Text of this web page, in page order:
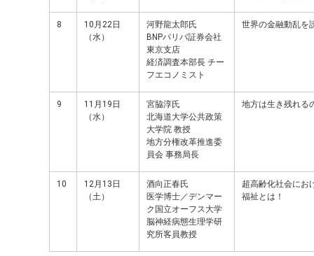
8
10月22日
（水）
河野龍太郎氏
BNPパリバ証券会社
東京支店
経済調査本部長 チー
フエコノミスト
世界の金融動乱を
9
11月19日
（水）
宮脇淳氏
北海道大学公共政策
大学院 教授
地方分権改革推進委
員会 事務局長
地方は生き残れる
10
12月13日
（土）
酒向正春氏
医学博士／デンマー
ク国立オーフス大学
脳神経病態生理学研
究所客員教授
超高齢化社会にお
福祉とは！